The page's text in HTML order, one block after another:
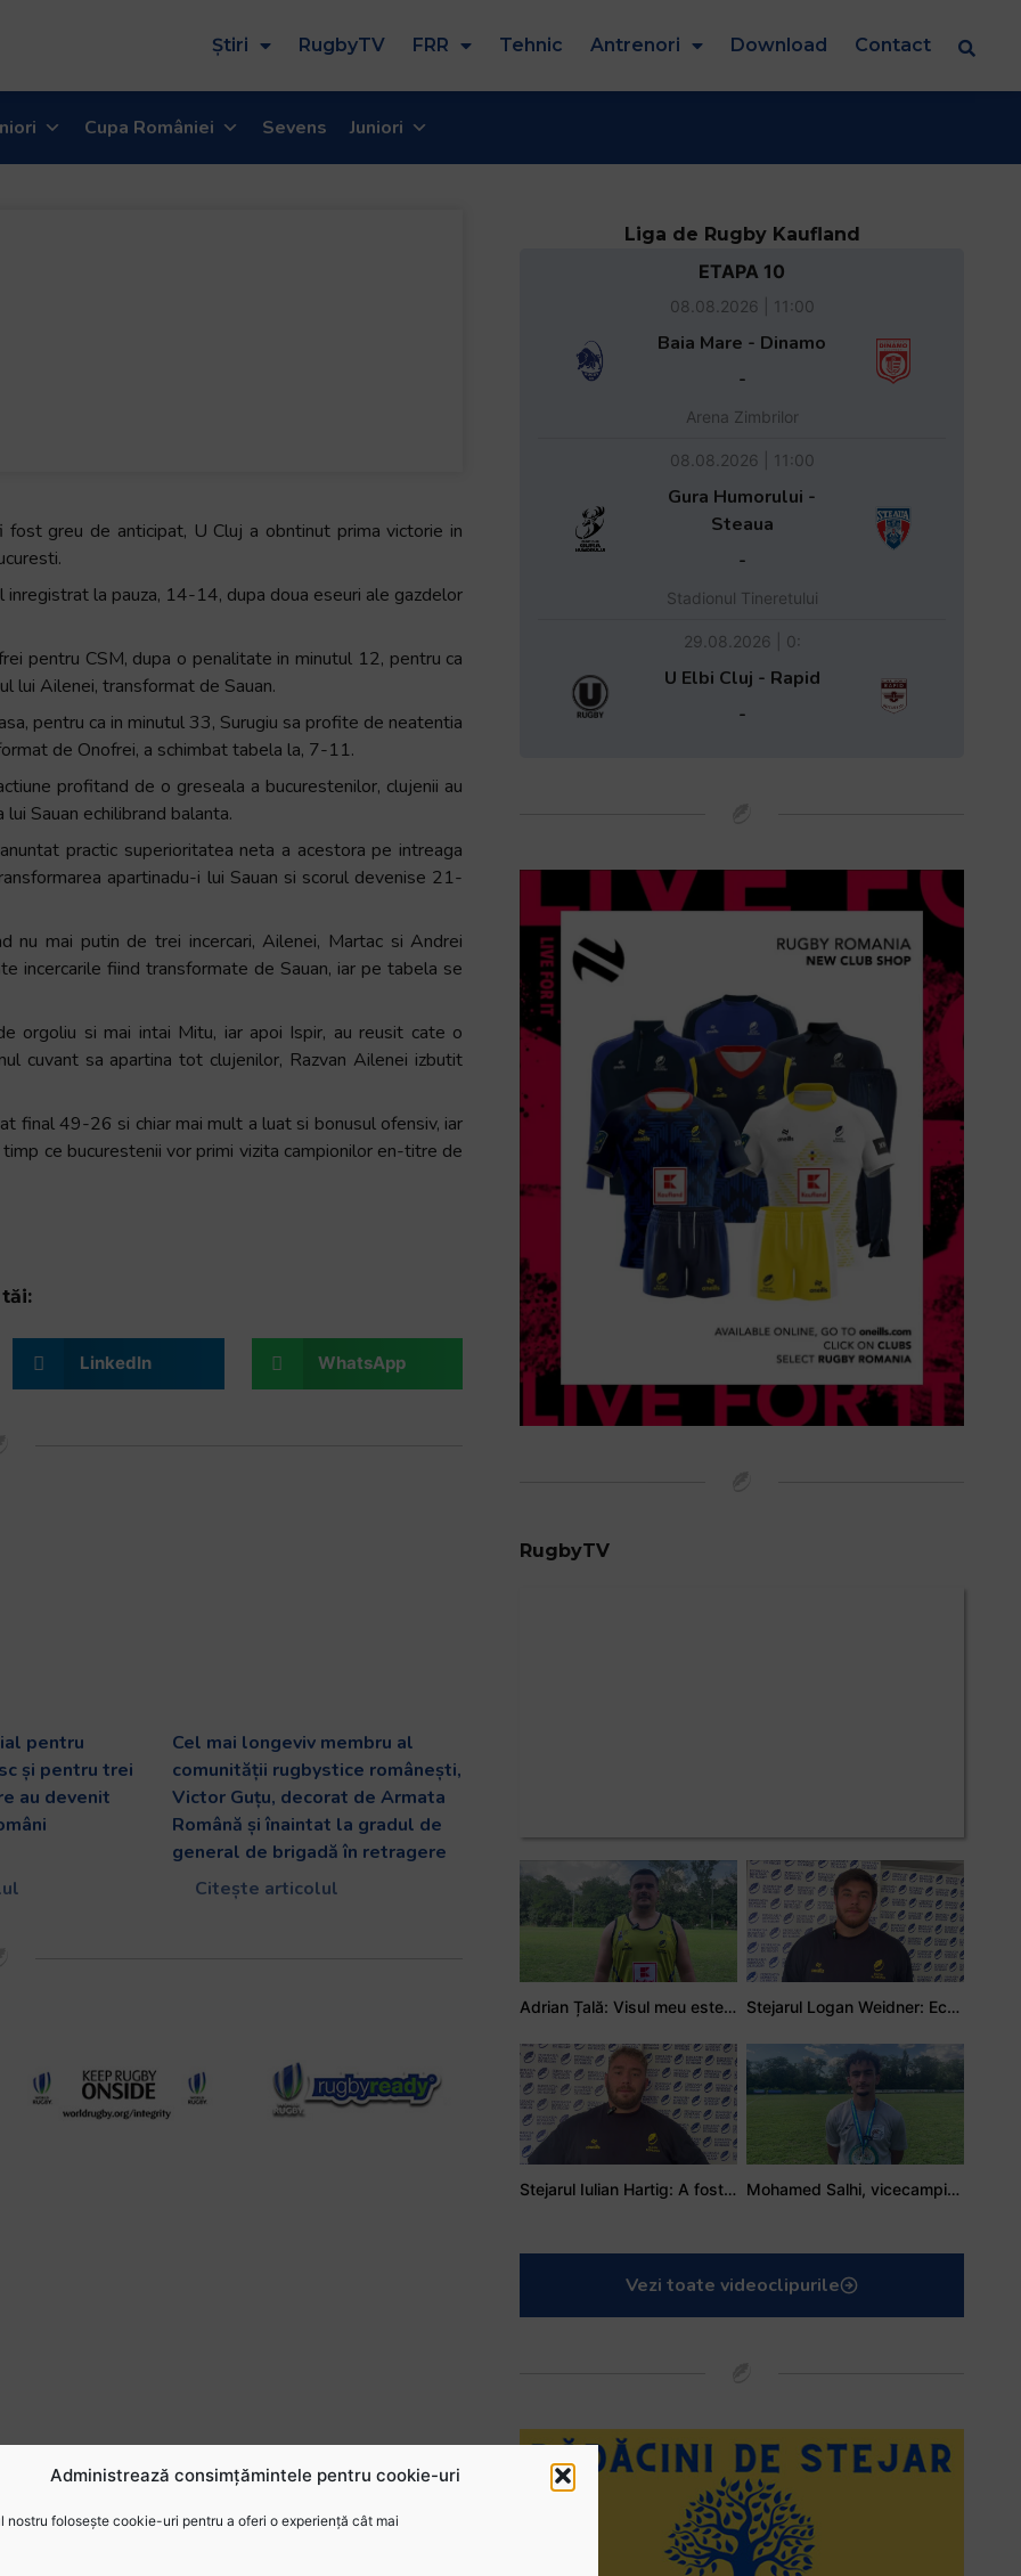
Administrează consimțămintele pentru cookie-uri
nostru folosește cookie-uri pentru a oferi o experiență cât mai
Știri RugbyTV FRR Tehnic Antrenori Download Contact
Cupa României Sevens Juniori
greu de anticipat, U Cluj a obntinut prima victorie in
la pauza, 14-14, dupa doua eseuri ale gazdelor
pentru CSM, dupa o penalitate in minutul 12, pentru ca
lui Ailenei, transformat de Sauan.
pentru ca in minutul 33, Surugiu sa profite de neatentia
de Onofrei, a schimbat tabela la, 7-11.
profitand de o greseala a bucurestenilor, clujenii au
Sauan echilibrand balanta.
practic superioritatea neta a acestora pe intreaga
apartinadu-i lui Sauan si scorul devenise 21-
mai putin de trei incercari, Ailenei, Martac si Andrei
incercarile fiind transformate de Sauan, iar pe tabela se
orgoliu si mai intai Mitu, iar apoi Ispir, au reusit cate o
cuvant sa apartina tot clujenilor, Razvan Ailenei izbutit
final 49-26 si chiar mai mult a luat si bonusul ofensiv, iar
ce bucurestenii vor primi vizita campionilor en-titre de
LinkedIn WhatsApp
pentru
și pentru trei
au devenit
Cel mai longeviv membru al
comunității rugbystice românești,
Victor Guțu, decorat de Armata
Română și înaintat la gradul de
general de brigadă în retragere
Citește articolul
Liga de Rugby Kaufland
ETAPA 10
08.08.2026 | 11:00
Baia Mare - Dinamo
-
Arena Zimbrilor
08.08.2026 | 11:00
Gura Humorului -
Steaua
-
Stadionul Tineretului
29.08.2026 | 0:
U Elbi Cluj - Rapid
-
RugbyTV
Adrian Țală: Visul meu este să debutez pentru România Stejarul Logan Weidner: Echipa a muncit mult, iar asta se va vedea în meciurile de la Nations Cup
Stejarul Iulian Hartig: A fost un turneu care a unit mai mult echipa Mohamed Salhi, vicecampion național juniori I: Rugby-ul te învață să accepți și înfrângerile
Vezi toate videoclipurile